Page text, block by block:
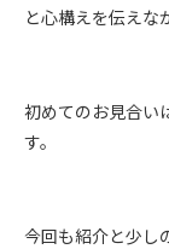
と心構えを伝えな
初めてのお見合い
す。
今回も紹介と少し